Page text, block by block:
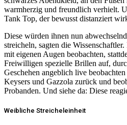
warmherzig und freundlich verhielt.
Tank Top, der bewusst distanziert
Diese würden ihnen nun
streicheln, sagten die
mit eigenen Augen beobachten,
Freiwilligen spezielle Brillen auf,
Geschehen angeblich live
Keysers und Gazzola zurück und
Probanden. Und siehe da: Diese
Weibliche Streicheleinheit